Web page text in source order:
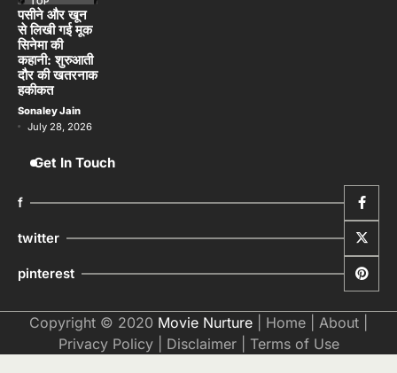
STORIES
पसीने और खून
से लिखी गई मूक
सिनेमा की
कहानी: शुरुआती
दौर की खतरनाक
हकीकत
Sonaley Jain
July 28, 2026
Get In Touch
f
twitter
pinterest
Copyright © 2020 Movie Nurture Home About
Privacy Policy| Disclaimer| Terms of Use